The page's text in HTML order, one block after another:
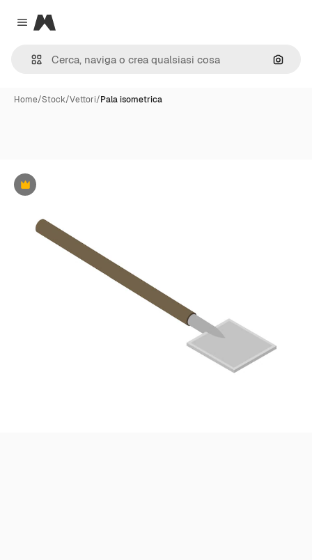
Close menu
Magnific
Cerca
Home/Stock/Vettori/Pala isometrica
Premium